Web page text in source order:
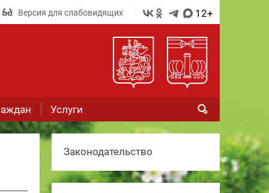
Версия для слабовидящих 12+
Услуги
Законодательство